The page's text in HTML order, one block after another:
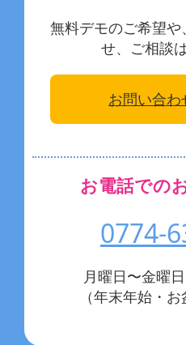
無料デモのご希望
せ、ご相談
お問い合
お電話での
0774-
月曜日〜金曜
（年末年始・